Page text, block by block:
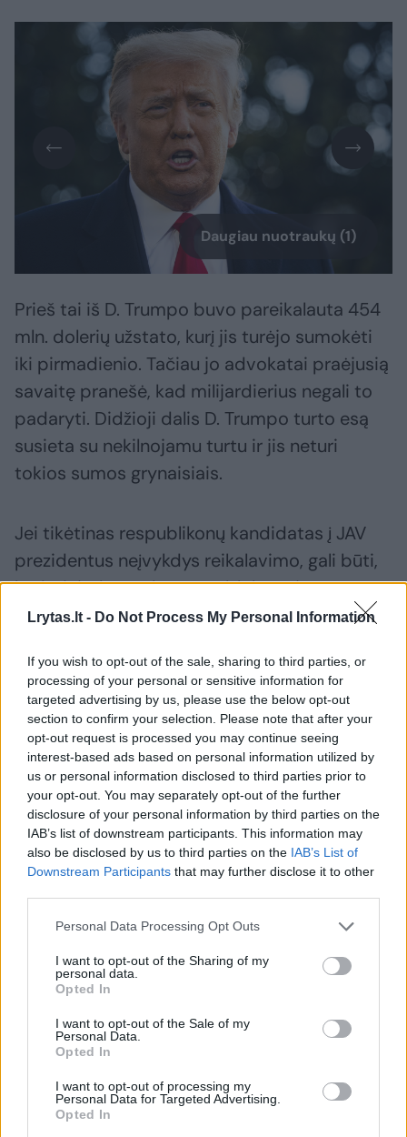
Lrytas.lt - Do Not Process My Personal Information
If you wish to opt-out of the sale, sharing to third parties, or
processing of your personal or sensitive information for
targeted advertising by us, please use the below opt-out
section to confirm your selection. Please note that after your
opt-out request is processed you may continue seeing
interest-based ads based on personal information utilized by
us or personal information disclosed to third parties prior to
your opt-out. You may separately opt-out of the further
disclosure of your personal information by third parties on the
IAB’s list of downstream participants. This information may
also be disclosed by us to third parties on the IAB’s List of
Downstream Participants that may further disclose it to other
Personal Data Processing Opt Outs
I want to opt-out of the Sharing of my
personal data.
Opted In
I want to opt-out of the Sale of my
Personal Data.
Opted In
I want to opt-out of processing my
Personal Data for Targeted Advertising.
Opted In
Daugiau nuotraukų (1)
Prieš tai iš D. Trumpo buvo pareikalauta 454
mln. dolerių užstato, kurį jis turėjo sumokėti
iki pirmadienio. Tačiau jo advokatai praėjusią
savaitę pranešė, kad milijardierius negali to
padaryti. Didžioji dalis D. Trumpo turto esą
susieta su nekilnojamu turtu ir jis neturi
tokios sumos grynaisiais.
Jei tikėtinas respublikonų kandidatas į JAV
prezidentus neįvykdys reikalavimo, gali būti,
kad Niujorko prokuratūra blokuos jo
sąskaitas arba areštuos nekilnojamąjį turtą.
kuris vadina save genialiu verslininku, ir tai
potencialiai gali paveikti jo rinkimų
kampaniją.
Civiliniame procese dėl sukčiavimo D.
Trumpas ir jo sūnūs buvo pripažinti kaltais
daug metų dirbtinai išpūtę savo
nekilnojamojo turto imperijos vertę, kad
gautų palankias banko paskolas ar draudimo
sąlygas. Todėl D. Trumpui vasarį buvo skirta
palūkanomis sudarė apie 454 mln. dolerių.
Susiję straipsniai